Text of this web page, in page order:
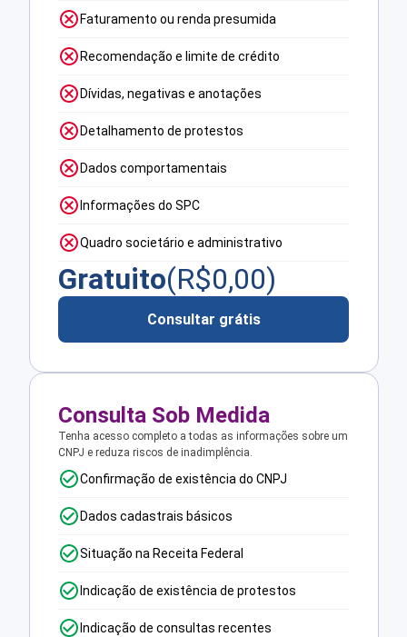
Faturamento ou renda presumida
Recomendação e limite de crédito
Dívidas, negativas e anotações
Detalhamento de protestos
Dados comportamentais
Informações do SPC
Quadro societário e administrativo
Gratuito(R$0,00)
Consultar grátis
Consulta Sob Medida
Tenha acesso completo a todas as informações sobre um
CNPJ e reduza riscos de inadimplência.
Confirmação de existência do CNPJ
Dados cadastrais básicos
Situação na Receita Federal
Indicação de existência de protestos
Indicação de consultas recentes